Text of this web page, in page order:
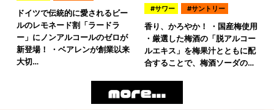
ドイツで伝統的に愛されるビー
ルのレモネード割「ラードラ
ー」にノンアルコールのゼロが
新登場！ ・ベアレンが創業以来
大切…
サワー サントリー
香り、かろやか！ ・国産梅使用
・厳選した梅酒の「脱アルコー
ルエキス」を梅果汁とともに配
合することで、梅酒ソーダの…